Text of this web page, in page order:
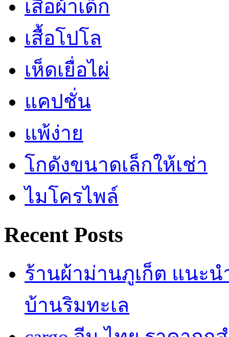
เสื้อผ้าเด็ก
เสื้อโปโล
เห็ดเยื่อไผ่
แคปชั่น
แพ้ง่าย
โกดังขนาดเล็กให้เช่า
ไมโครไพล์
Recent Posts
ร้านผ้าม่านภูเก็ต แนะ
บ้านริมทะเล